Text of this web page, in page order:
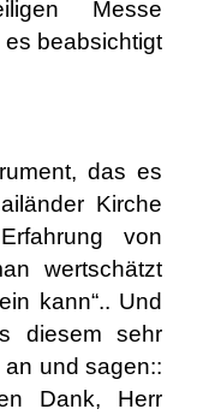
Messe
beabsichtigt
das es
Kirche
von
wertschätzt
kann“.. Und
diesem sehr
und sagen::
Dank, Herr